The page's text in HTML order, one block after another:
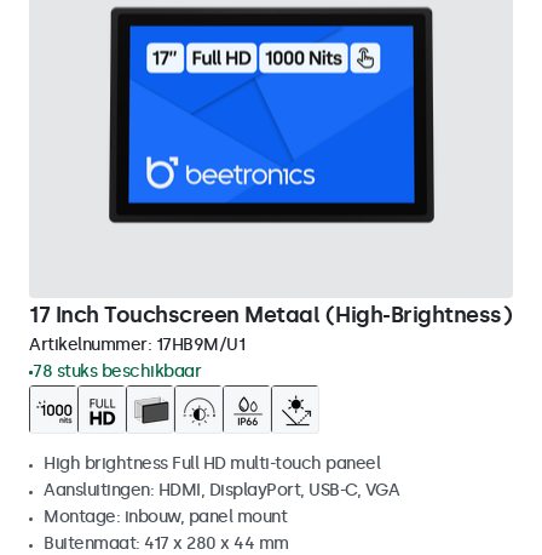
17 Inch Touchscreen Metaal (High-Brightness)
Artikelnummer: 17HB9M/U1
78 stuks beschikbaar
High brightness Full HD multi-touch paneel
Aansluitingen: HDMI, DisplayPort, USB-C, VGA
Montage: inbouw, panel mount
Buitenmaat: 417 x 280 x 44 mm